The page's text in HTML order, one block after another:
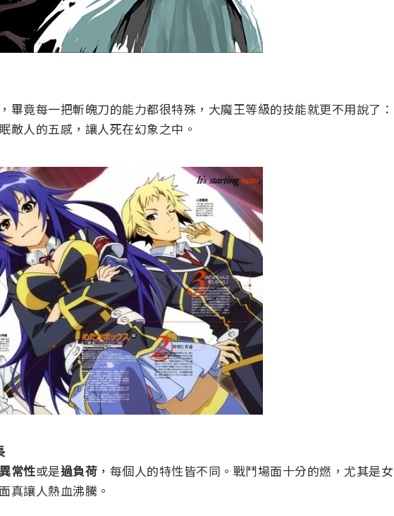
畢竟每一把斬魄刀的能力都很特殊，大魔王等級的技能就更不用說了：
敵人的五感，讓人死在幻象之中。
異常性或是過負荷 ，每個人的特性皆不同。戰鬥場面十分的燃，尤其是女
真讓人熱血沸騰。